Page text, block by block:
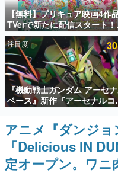
アプリセール情報
インタビュー
連載・特集
殿堂入り記
SNS拡散数が数
ど。多くの人々
事をまとめまし
ゲームの企
名作ゲームクリ
聞きし、ヒット
【無料】プリキュア映画4作
TVerで新たに配信スタート
んと2018年～2024年の映画
すべてが見放題に、ぶっちゃ
ありえないラインナップ
注目度
『機動戦士ガンダム アーセ
ベース』新作『アーセナルコ
ンダー』発表！8月28日から
ープンベータテスト開催、
年2月下旬に稼働予定
アニメ『ダンジ
「Delicious IN
定オープン。ワ